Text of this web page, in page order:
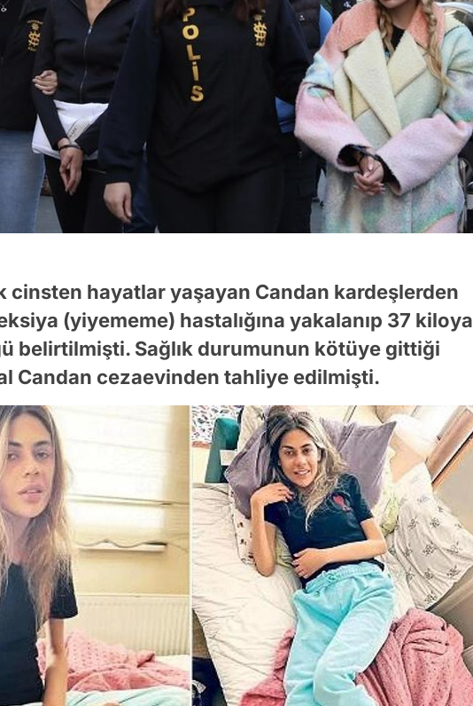
cinsten hayatlar yaşayan Candan kardeşlerden
(yiyememe) hastalığına yakalanıp 37 kiloya
belirtilmişti. Sağlık durumunun kötüye gittiği
Candan cezaevinden tahliye edilmişti.